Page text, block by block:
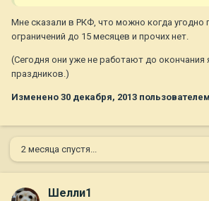
Мне сказали в РКФ, что можно когда угодно
ограничений до 15 месяцев и прочих нет.
(Сегодня они уже не работают до окончания
праздников.)
Изменено 30 декабря, 2013
2 месяца спустя...
Шелли1